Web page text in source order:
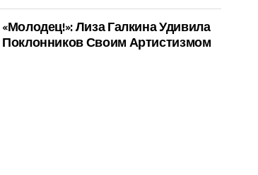
«Молодец!»: Лиза Галкина Удивила
Поклонников Своим Артистизмом